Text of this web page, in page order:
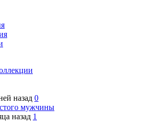
назад 0
мужчины
назад 1